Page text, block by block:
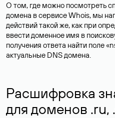
О том, где можно посмотреть
домена в сервисе Whois, мы
действий такой же, как при
ввести доменное имя в
получения ответа найти поле
актуальные DNS домена.
Расшифровка
для доменов .ru,